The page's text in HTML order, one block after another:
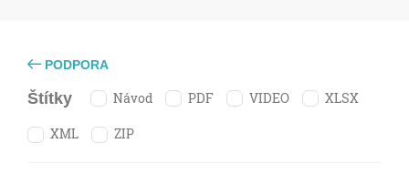
PODPORA
Štítky Návod PDF VIDEO XLSX
XML ZIP